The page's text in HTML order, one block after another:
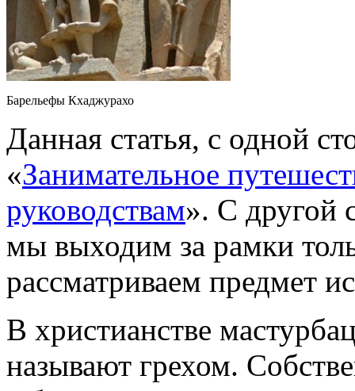
Барельефы Кхаджурахо
Данная статья, с одной
«Занимательное
руководствам». С другой
мы выходим за рамки
рассматриваем предмет
В христианстве
называют грехом.